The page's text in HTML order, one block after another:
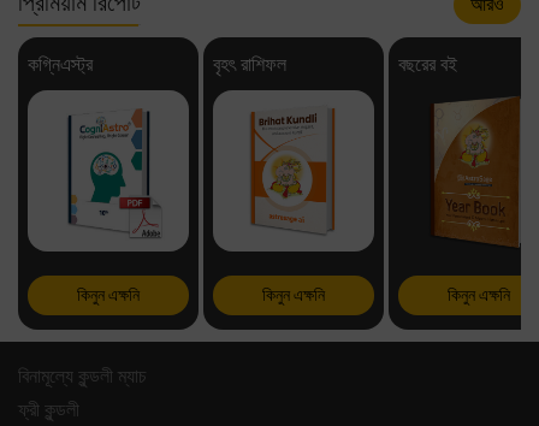
কগ্নিএস্ট্র
কিনুন এক্ষনি
বৃহৎ রাশিফল
কিনুন এক্ষনি
বছরের বই
কিনুন এক্ষনি
বিনামূল্যে কুন্ডলী ম্যাচ
ফ্রী কুন্ডলী